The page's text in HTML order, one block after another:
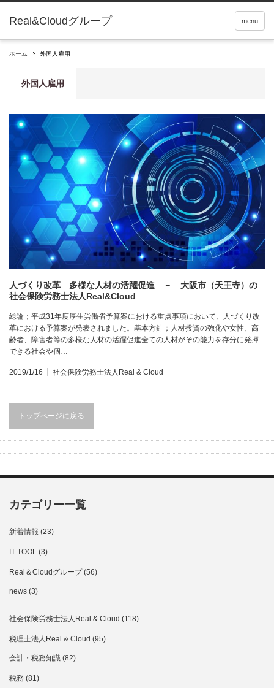
Real&Cloudグループ menu
ホーム 外国人雇用
外国人雇用
人づくり改革 多様な人材の活躍促進 － 大阪市（天王寺）の
社会保険労務士法人Real&Cloud
総論；平成31年度厚生労働省予算案における重点事項において、人づくり改
革における予算案が発表されました。基本方針；人材投資の強化や女性、高
齢者、障害者等の多様な人材の活躍促進全ての人材がその能力を存分に発揮
できる社会や個…
2019/1/16 社会保険労務士法人Real & Cloud
トップページに戻る
カテゴリー一覧
新着情報 (23)
IT TOOL (3)
Real＆Cloudグループ(56)
news (3)
社会保険労務士法人Real & Cloud (118)
税理士法人Real & Cloud (95)
会計・税務知識 (82)
税務 (81)